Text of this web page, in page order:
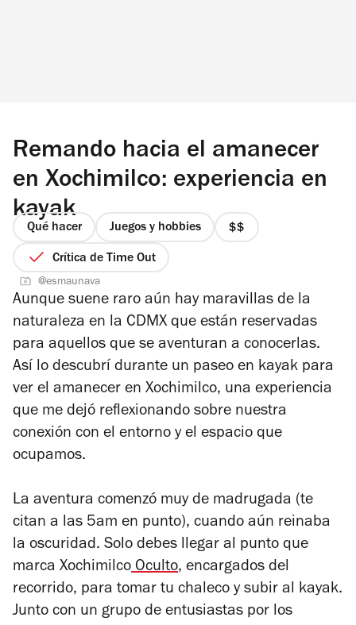
Remando hacia el amanecer
en Xochimilco: experiencia en
kayak
Qué hacer Juegos y hobbies
precio
4
Crítica de Time Out
@esmaunava
Aunque suene raro aún hay maravillas de la
naturaleza en la CDMX que están reservadas
para aquellos que se aventuran a conocerlas.
Así lo descubrí durante un paseo en kayak para
ver el amanecer en Xochimilco, una experiencia
que me dejó reflexionando sobre nuestra
conexión con el entorno y el espacio que
ocupamos.
La aventura comenzó muy de madrugada (te
citan a las 5am en punto), cuando aún reinaba
la oscuridad. Solo debes llegar al punto que
marca XochimilcoOculto, encargados del
recorrido, para tomar tu chaleco y subir al kayak.
Junto con un grupo de entusiastas por los